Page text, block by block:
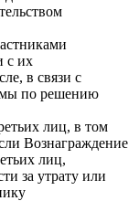
с их
в связи с
по решению
лиц, в том
Вознаграждение
лиц,
за утрату или